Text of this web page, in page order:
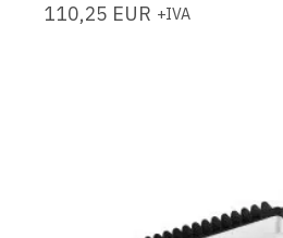
110,25 EUR +IVA